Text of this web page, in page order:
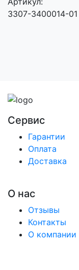
3307-3400014-01
Сервис
Гарантии
Оплата
Доставка
О нас
Отзывы
Контакты
О компании